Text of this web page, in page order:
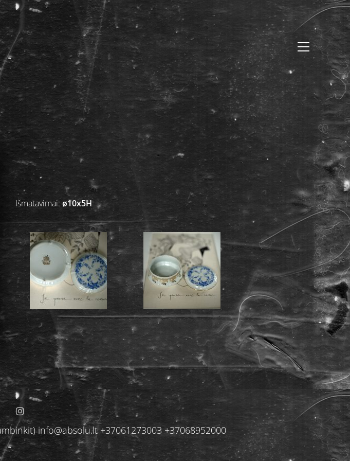
Išmatavimai:ø10x5H
info@absolu.lt +37061273003 +37068952000